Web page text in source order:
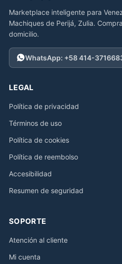
Marketplace inteligente para
Machiques de Perijá, Zulia.
domicilio.
WhatsApp: +58 414-
LEGAL
Política de privacidad
Términos de uso
Política de cookies
Política de reembolso
Accesibilidad
Resumen de seguridad
SOPORTE
Atención al cliente
Mi cuenta